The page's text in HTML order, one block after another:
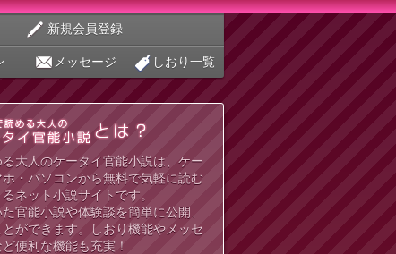
新規会員登録
メッセージ しおり一覧
大人のケータイ官能小説は、ケー
ホ・パソコンから無料で気軽に読む
ネット小説サイトです。
官能小説や体験談を簡単に公開、
ができます。しおり機能やメッセ
便利な機能も充実！